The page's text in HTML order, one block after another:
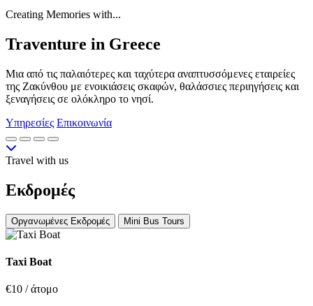
Creating Memories with...
Traventure in Greece
Μια από τις παλαιότερες και ταχύτερα αναπτυσσόμενες εταιρείες
της Ζακύνθου με ενοικιάσεις σκαφών, θαλάσσιες περιηγήσεις και
ξεναγήσεις σε ολόκληρο το νησί.
Υπηρεσίες Επικοινωνία
Travel with us
Εκδρομές
Οργανωμένες Εκδρομές Mini Bus Tours
Taxi Boat
€10 / άτομο